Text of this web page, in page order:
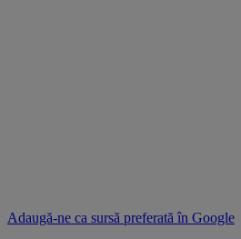
Adaugă-ne ca sursă preferată în Google